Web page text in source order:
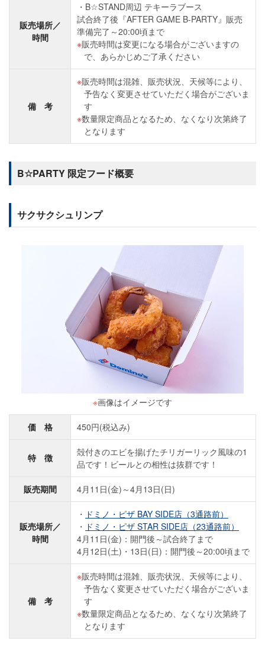
販売場所／
時間
B☆STAND周辺 テキーラブース
試合終了後『AFTER GAME B-PARTY』販売
準備完了～20:00頃まで
販売時間は変更になる場合がございますの
で、あらかじめご了承ください
備 考
販売時間は混雑、販売状況、天候等により、
予告なく変更させていただく場合がございま
す
数量限定商品となるため、なくなり次第終了
となります
B☆PARTY 限定フード概要
サクサクシュリンプ
※画像はイメージです
価 格 450円(税込み)
特 徴
殻付きのエビを揚げたチリガーリック風味の1
品です！ビールとの相性は抜群です！
販売期間 4月11日(金)～4月13日(日)
販売場所／
時間
ドミノ・ピザ BAY SIDE店（3通路前）
ドミノ・ピザ STAR SIDE店（23通路前）
4月11日(金)：開門後～試合終了まで
4月12日(土)・13日(日)：開門後～20:00頃まで
備 考
販売時間は混雑、販売状況、天候等により、
予告なく変更させていただく場合がございま
す
数量限定商品となるため、なくなり次第終了
となります